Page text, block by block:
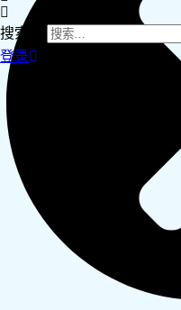
搜索：
登录